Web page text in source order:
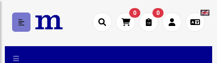
0 0